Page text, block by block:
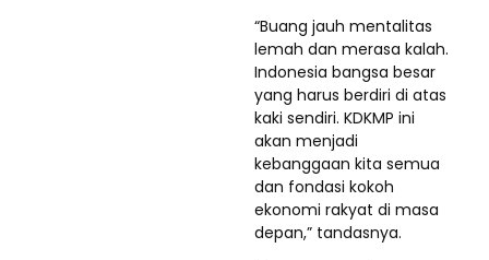
“Buang jauh mentalitas
lemah dan merasa kalah.
Indonesia bangsa besar
yang harus berdiri di atas
kaki sendiri. KDKMP ini
akan menjadi
kebanggaan kita semua
dan fondasi kokoh
ekonomi rakyat di masa
depan,” tandasnya.